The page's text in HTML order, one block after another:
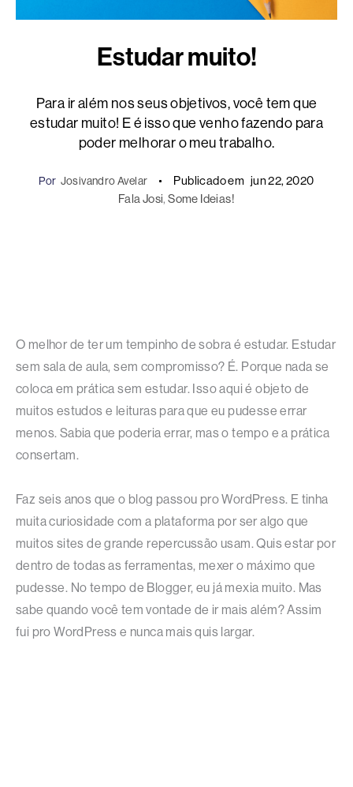
Estudar muito!
Para ir além nos seus objetivos, você tem que
estudar muito! E é isso que venho fazendo para
poder melhorar o meu trabalho.
Por Josivandro Avelar Publicado em jun 22, 2020
Fala Josi, Some Ideias!
O melhor de ter um tempinho de sobra é estudar. Estudar
sem sala de aula, sem compromisso? É. Porque nada se
coloca em prática sem estudar. Isso aqui é objeto de
muitos estudos e leituras para que eu pudesse errar
menos. Sabia que poderia errar, mas o tempo e a prática
consertam.
Faz seis anos que o blog passou pro WordPress. E tinha
muita curiosidade com a plataforma por ser algo que
muitos sites de grande repercussão usam. Quis estar por
dentro de todas as ferramentas, mexer o máximo que
pudesse. No tempo de Blogger, eu já mexia muito. Mas
sabe quando você tem vontade de ir mais além? Assim
fui pro WordPress e nunca mais quis largar.